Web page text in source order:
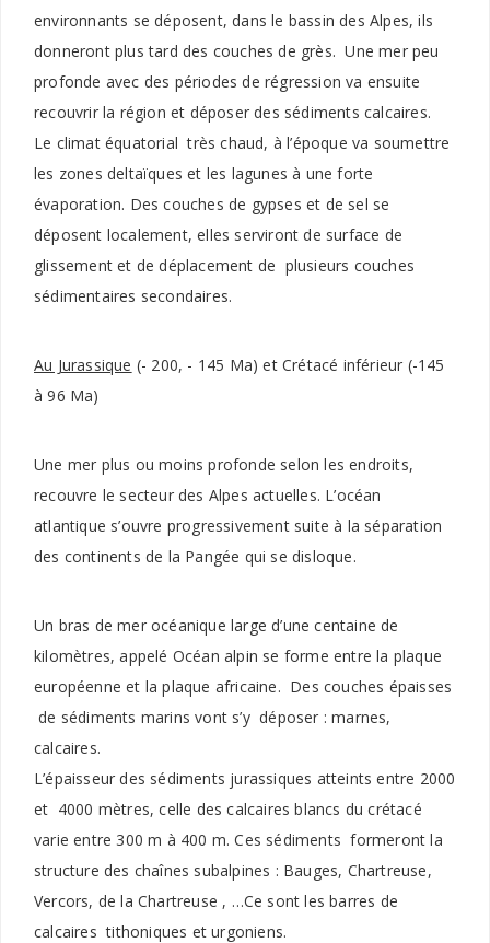
environnants se déposent, dans le bassin des Alpes, ils
donneront plus tard des couches de grès. Une mer peu
profonde avec des périodes de régression va ensuite
recouvrir la région et déposer des sédiments calcaires.
Le climat équatorial très chaud, à l’époque va soumettre
les zones deltaïques et les lagunes à une forte
évaporation. Des couches de gypses et de sel se
déposent localement, elles serviront de surface de
glissement et de déplacement de plusieurs couches
sédimentaires secondaires.
Au Jurassique (- 200, - 145 Ma) et Crétacé inférieur (-145
à 96 Ma)
Une mer plus ou moins profonde selon les endroits,
recouvre le secteur des Alpes actuelles. L’océan
atlantique s’ouvre progressivement suite à la séparation
des continents de la Pangée qui se disloque.
Un bras de mer océanique large d’une centaine de
kilomètres, appelé Océan alpin se forme entre la plaque
européenne et la plaque africaine. Des couches épaisses
de sédiments marins vont s’y déposer : marnes,
calcaires.
L’épaisseur des sédiments jurassiques atteints entre 2000
et 4000 mètres, celle des calcaires blancs du crétacé
varie entre 300 m à 400 m. Ces sédiments formeront la
structure des chaînes subalpines : Bauges, Chartreuse,
Vercors, de la Chartreuse , …Ce sont les barres de
calcaires tithoniques et urgoniens.